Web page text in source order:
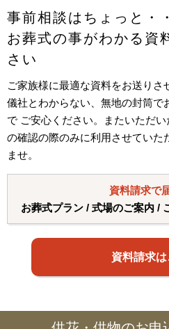
事前相談はちょっと・
お葬式の事がわかる資
さい
ご家族様に最適な資料をお送り
儀社とわからない、無地の封筒で
で ご安心ください。またいただ
の確認の際のみに利用させていた
ませ。
資料請求で
お葬式プラン / 式場のご案内 /
資料請求は